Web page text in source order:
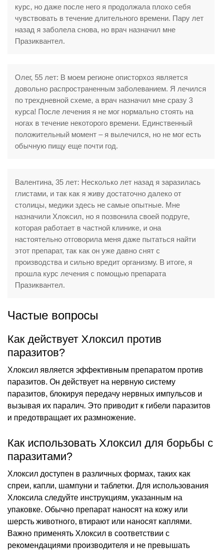
курс, но даже после него я продолжала плохо себя
чувствовать в течение длительного времени. Пару лет
назад я заболела снова, но врач назначил мне
Празиквантел.
Олег, 55 лет: В моем регионе описторхоз является
довольно распространенным заболеванием. Я лечился
по трехдневной схеме, а врач назначил мне сразу 3
курса! После лечения я не мог нормально стоять на
ногах в течение некоторого времени. Единственный
положительный момент – я вылечился, но не мог есть
обычную пищу еще почти год.
Валентина, 35 лет: Несколько лет назад я заразилась
глистами, и так как я живу достаточно далеко от
столицы, медики здесь не самые опытные. Мне
назначили Хлоксил, но я позвонила своей подруге,
которая работает в частной клинике, и она
настоятельно отговорила меня даже пытаться найти
этот препарат, так как он уже давно снят с
производства и сильно вредит организму. В итоге, я
прошла курс лечения с помощью препарата
Празиквантел.
Частые вопросы
Как действует Хлоксил против
паразитов?
Хлоксил является эффективным препаратом против
паразитов. Он действует на нервную систему
паразитов, блокируя передачу нервных импульсов и
вызывая их паралич. Это приводит к гибели паразитов
и предотвращает их размножение.
Как использовать Хлоксил для борьбы с
паразитами?
Хлоксил доступен в различных формах, таких как
спреи, капли, шампуни и таблетки. Для использования
Хлоксила следуйте инструкциям, указанным на
упаковке. Обычно препарат наносят на кожу или
шерсть животного, втирают или наносят каплями.
Важно применять Хлоксил в соответствии с
рекомендациями производителя и не превышать